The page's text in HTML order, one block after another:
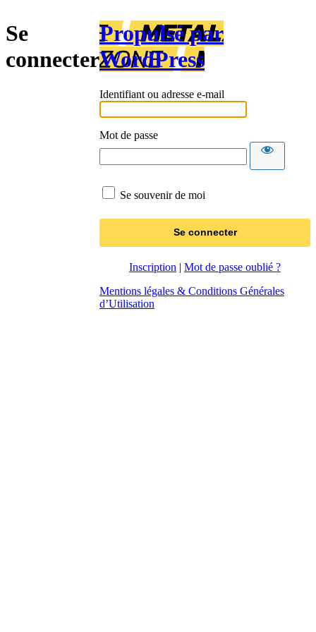
Se
connecter
Propulsé par
WordPress
Identifiant ou adresse e-mail
Mot de passe
Se souvenir de moi
Inscription | Mot de passe oublié ?
Mentions légales & Conditions Générales
d’Utilisation